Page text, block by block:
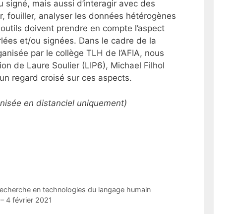
mais aussi d’interagir avec des
fouiller, analyser les données hétérogènes
doivent prendre en compte l’aspect
et/ou signées. Dans le cadre de la
par le collège TLH de l’AFIA, nous
de Laure Soulier (LIP6), Michael Filhol
regard croisé sur ces aspects.
en distanciel uniquement)
en technologies du langage humain
4 février 2021